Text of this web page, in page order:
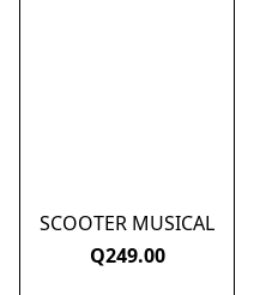
SCOOTER MUSICAL
Q249.00